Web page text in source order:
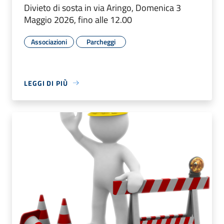
Divieto di sosta in via Aringo, Domenica 3
Maggio 2026, fino alle 12.00
Associazioni Parcheggi
LEGGI DI PIÙ